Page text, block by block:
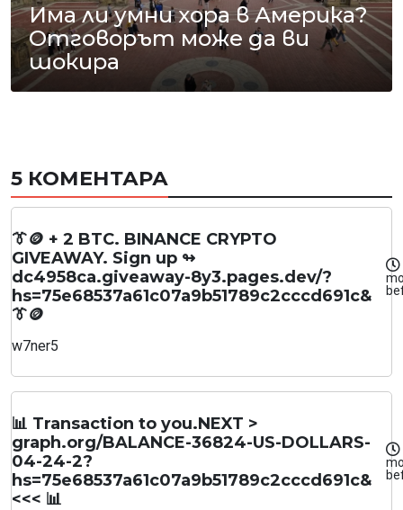
Има ли умни хора в Америка?
Отговорът може да ви
шокира
5 КОМЕНТАРА
👔🪙 + 2 BTC. BINANCE CRYPTO
GIVEAWAY. Sign up ↬
dc4958ca.giveaway-8y3.pages.dev/?
hs=75e68537a61c07a9b51789c2cccd691c&
👔🪙
w7ner5
📊 Transaction to you.NEXT >
graph.org/BALANCE-36824-US-DOLLARS-
04-24-2?
hs=75e68537a61c07a9b51789c2cccd691c&
<<< 📊